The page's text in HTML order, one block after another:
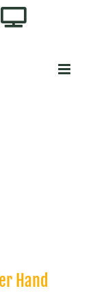
Hand